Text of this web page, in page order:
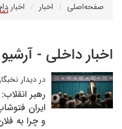
صفحه‌اصلی اخبار اخبار
اخبار داخلی - آرشیو
در دیدار
رهبر
ایران
و چرا به